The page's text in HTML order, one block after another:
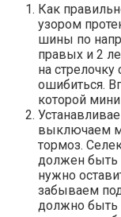
Как
узором
шины по
правых и 2
на
ошибиться.
которой
выключаем
тормоз.
должен быть
нужно
забываем
должно быть